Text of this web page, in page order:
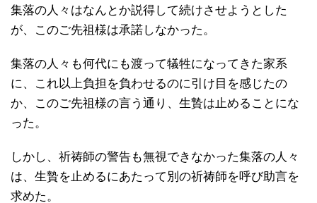
集落の人々はなんとか説得して続けさせようとした
が、このご先祖様は承諾しなかった。
集落の人々も何代にも渡って犠牲になってきた家系
に、これ以上負担を負わせるのに引け目を感じたの
か、このご先祖様の言う通り、生贄は止めることにな
った。
しかし、祈祷師の警告も無視できなかった集落の人々
は、生贄を止めるにあたって別の祈祷師を呼び助言を
求めた。